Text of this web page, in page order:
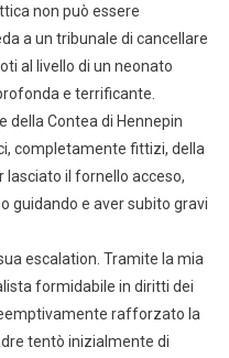
non può essere
a un tribunale di cancellare
al livello di un neonato
e terrificante.
della Contea di Hennepin
completamente fittizi, della
il fornello acceso,
guidando e aver subito gravi
escalation. Tramite la mia
formidabile in diritti dei
rafforzato la
tentò inizialmente di